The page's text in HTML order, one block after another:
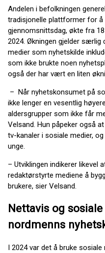
Andelen i befolkningen
tradisjonelle plattformer for å
gjennomsnittsdag, økte fra
2024. Økningen gjelder særlig
medier som nyhetskilde
som ikke brukte noen
også der har vært en liten
– Når nyhetskonsumet på
ikke lenger en vesentlig
aldersgrupper som ikke får
Velsand. Hun påpeker også
tv-kanaler i sosiale medier,
unge.
– Utviklingen indikerer likevel
redaktørstyrte mediene å
brukere, sier Velsand.
Nettavis og
nordmenns
I 2024 var det å bruke sosiale